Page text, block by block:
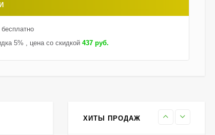
5% , цена со скидкой437 руб.
ХИТЫ ПРОДАЖ
Зебра (Golden Zebra)